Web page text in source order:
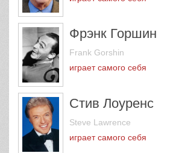
Фрэнк Горшин
Frank Gorshin
играет самого себя
Стив Лоуренс
Steve Lawrence
играет самого себя